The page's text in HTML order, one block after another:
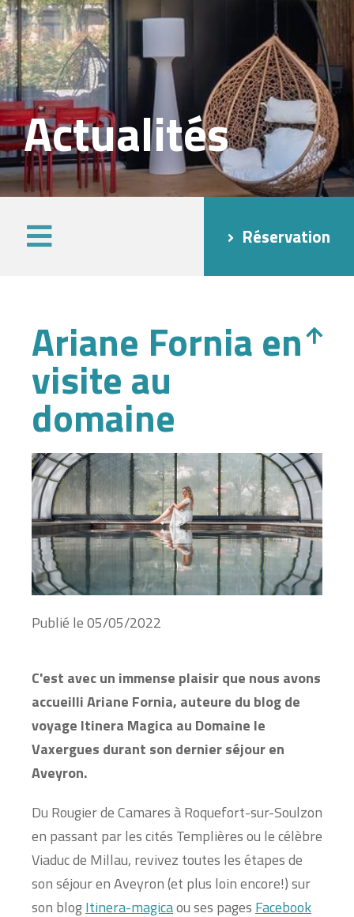
Actualités
Réservation
Ariane Fornia en
visite au
domaine
Publié le05/05/2022
C'est avec un immense plaisir que nous avons
accueilli Ariane Fornia, auteure du blog de
voyage Itinera Magica au Domaine le
Vaxergues durant son dernier séjour en
Aveyron.
Du Rougier de Camares à Roquefort-sur-Soulzon
en passant par les cités Templières ou le célèbre
Viaduc de Millau, revivez toutes les étapes de
son séjour en Aveyron (et plus loin encore!) sur
son blogItinera-magicaou ses pages Facebook